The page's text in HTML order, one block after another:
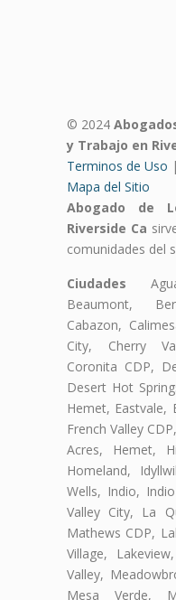
© 2024
y Trabajo en
Terminos de Uso |
Mapa del Sitio
Abogado de
Riverside Ca
comunidades del
Ciudades
Beaumont,
Cabazon,
City, Cherry
Coronita CDP,
Desert Hot
Hemet, Eastvale,
French Valley
Acres, Hemet,
Homeland,
Wells, Indio,
Valley City, La
Mathews CDP,
Village,
Valley,
Mesa Verde,